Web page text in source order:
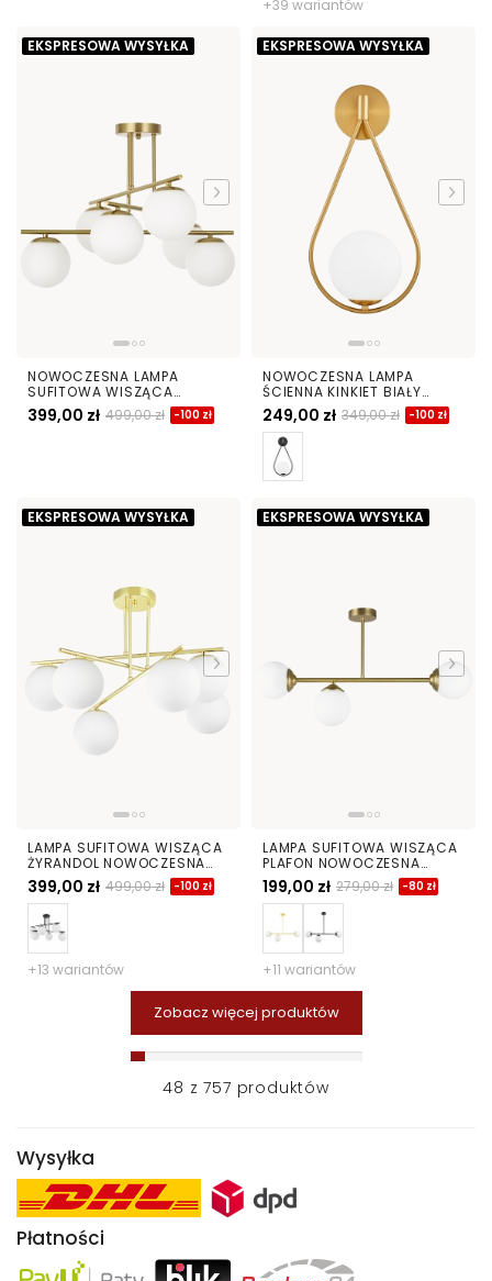
+39 wariantów
EKSPRESOWA WYSYŁKA
NOWOCZESNA LAMPA
SUFITOWA WISZĄCA
SZCZOTKOWANE ZŁOTO
LEDO W6
399,00 zł 499,00 zł -100 zł
EKSPRESOWA WYSYŁKA
NOWOCZESNA LAMPA
ŚCIENNA KINKIET BIAŁY
FORNERI D15
249,00 zł 349,00 zł -100 zł
EKSPRESOWA WYSYŁKA
LAMPA SUFITOWA WISZĄCA
ŻYRANDOL NOWOCZESNA
ZŁOTO KLASYCZNE BIAŁE
KULE LEDO 6
399,00 zł 499,00 zł -100 zł
+13 wariantów
EKSPRESOWA WYSYŁKA
LAMPA SUFITOWA WISZĄCA
PLAFON NOWOCZESNA
ZŁOTO SZCZOTKOWANE
BIAŁE KULE FINO 3 LED
199,00 zł 279,00 zł -80 zł
+11 wariantów
Zobacz więcej produktów
48 z757 produktów
Wysyłka
Płatności